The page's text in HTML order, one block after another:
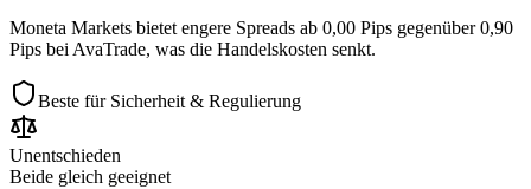
Moneta Markets bietet engere Spreads ab 0,00 Pips gegenüber 0,90
Pips bei AvaTrade, was die Handelskosten senkt.
Beste für Sicherheit & Regulierung
Unentschieden
Beide gleich geeignet